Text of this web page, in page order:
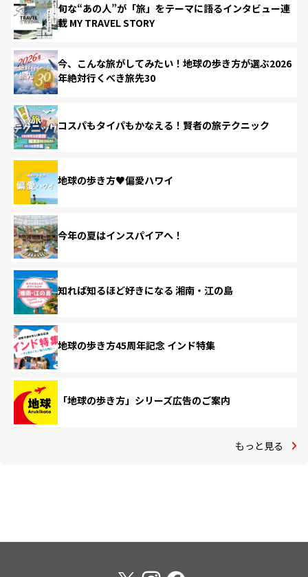
旬な“あの人”が「旅」をテーマに語るインタビュー連
載 MY TRAVEL STORY
今、こんな旅がしてみたい！地球の歩き方が選ぶ2026
年絶対行くべき旅先30
コスパもタイパもかなえる！賢者の旅テクニック
地球の歩き方♥偏愛ハワイ
今年の夏はインスパイアへ！
知れば知るほど好きになる 湘南・江の島
地球の歩き方45周年記念 インド特集
「地球の歩き方」シリーズ広告のご案内
もっと見る